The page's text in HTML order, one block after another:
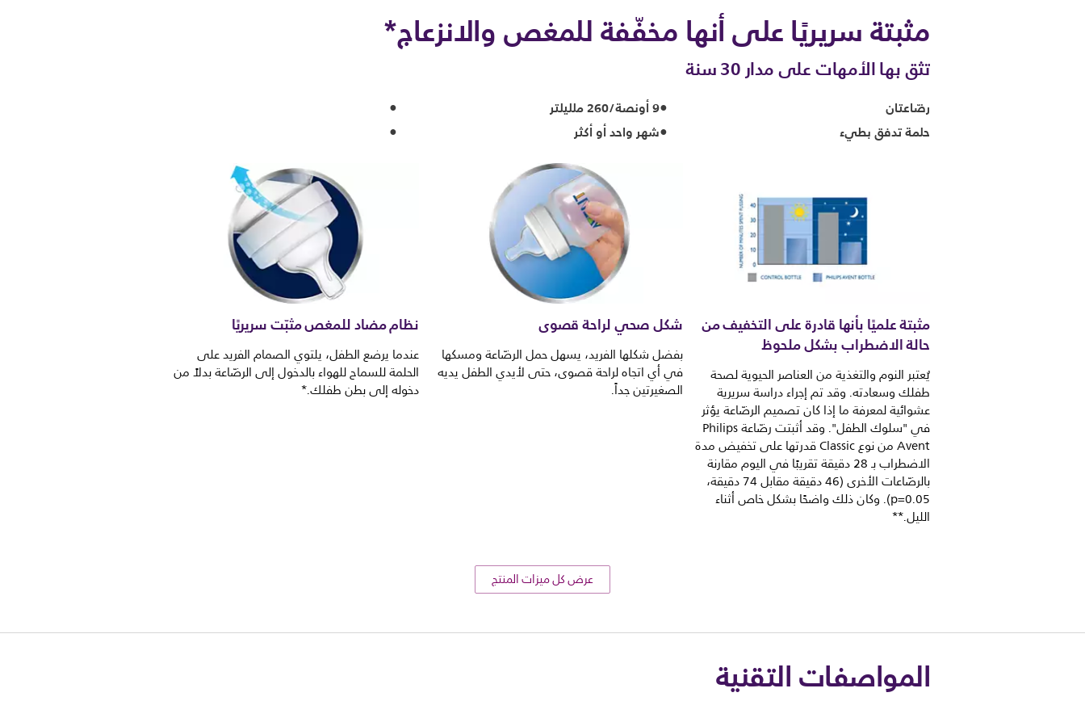
مثبتة سريريًا على أنها مخفّفة للمغص والانزعاج*
تثق بها الأمهات على مدار 30 سنة
رضّاعتان
9 أونصة/260 ملليلتر
حلمة تدفق بطيء
شهر واحد أو أكثر
مثبتة علميًا بأنها قادرة على التخفيف من
حالة الاضطراب بشكل ملحوظ
يُعتبر النوم والتغذية من العناصر الحيوية لصحة
طفلك وسعادته. وقد تم إجراء دراسة سريرية
عشوائية لمعرفة ما إذا كان تصميم الرضّاعة يؤثر
في "سلوك الطفل". وقد أثبتت رضّاعة Philips
Avent من نوع Classic قدرتها على تخفيض مدة
الاضطراب بـ 28 دقيقة تقريبًا في اليوم مقارنة
بالرضّاعات الأخرى (46 دقيقة مقابل 74 دقيقة،
p=0.05). وكان ذلك واضحًا بشكل خاص أثناء
الليل.**
شكل صحي لراحة قصوى
بفضل شكلها الفريد، يسهل حمل الرضّاعة ومسكها
في أي اتجاه لراحة قصوى، حتى لأيدي الطفل يديه
الصغيرتين جداً.
نظام مضاد للمغص مثبّت سريريًا
عندما يرضع الطفل، يلتوي الصمام الفريد على
الحلمة للسماح للهواء بالدخول إلى الرضّاعة بدلاً من
دخوله إلى بطن طفلك.*
عرض كل ميزات المنتج
المواصفات التقنية